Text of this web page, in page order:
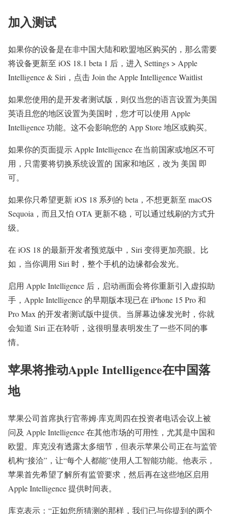
加入测试
如果你的设备是在非中国大陆和欧盟地区购买的，那么需要
将设备更新至 iOS 18.1 beta 1 后，进入 Settings > Apple
Intelligence & Siri，点击 Join the Apple Intelligence Waitlist
如果您使用的是开发者测试版，则仅当您的语言设置为美国
英语且您的地区设置为美国时，您才可以使用 Apple
Intelligence 功能。这不会影响您的 App Store 地区或购买。
如果你的页面提示 Apple Intelligence 在当前国家或地区不可
用，只需要将切换系统设置的 国家和地区，改为 美国 即
可。
如果你只希望更新 iOS 18 系列的 beta，不想更新至 macOS
Sequoia，而且又怕 OTA 更新不稳，可以通过线刷的方式升
级。
在 iOS 18 的最新开发者预览版中，Siri 变得更加亮眼。比
如，当你调用 Siri 时，整个手机的边缘都会发光。
启用 Apple Intelligence 后，启动画面会将你重新引入虚拟助
手，Apple Intelligence 的早期版本现已在 iPhone 15 Pro 和
Pro Max 的开发者测试版中提供。当屏幕边缘发光时，你就
会知道 Siri 正在聆听，这很明显表明发生了一些不同的事
情。
苹果将推动Apple Intelligence在中国落
地
苹果公司首席执行官蒂姆·库克周四在投资者电话会议上被
问及 Apple Intelligence 在其他市场的可用性，尤其是中国和
欧盟。库克没有透露太多细节，但表示苹果公司正在与监管
机构“接洽”，让“每个人都能”使用人工智能功能。他表示，
苹果首先希望了解所有监管要求，然后再在这些地区启用
Apple Intelligence 提供时间表。
库克表示：“正如您所猜测的那样，我们已与你提到的两个